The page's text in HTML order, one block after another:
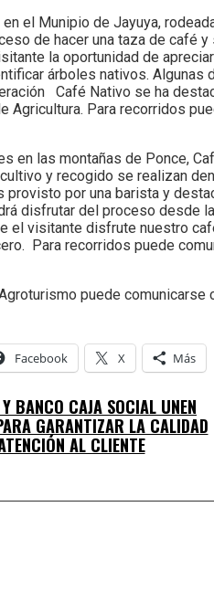
el Munipio de Jayuya,
de hacer una taza de café
la oportunidad de
árboles nativos.
Café Nativo se ha
Agricultura. Para recorridos
en las montañas de Ponce,
y recogido se realizan
por una barista y
disfrutar del proceso desde
el visitante disfrute nuestro
Para recorridos puede
puede
Facebook X Más
BANCO CAJA SOCIAL UNEN
GARANTIZAR LA CALIDAD
AL CLIENTE